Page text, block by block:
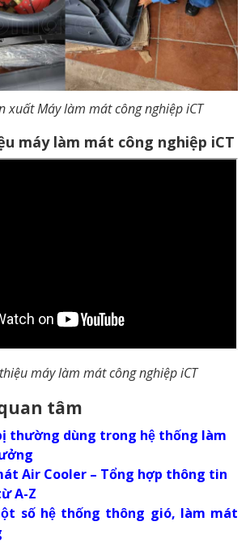
xuất Máy làm mát công nghiệp iCT
máy làm mát công nghiệp iCT
máy làm mát công nghiệp iCT
tâm
thường dùng trong hệ thống làm
Air Cooler – Tổng hợp thông tin
A-Z
số hệ thống thông gió, làm mát